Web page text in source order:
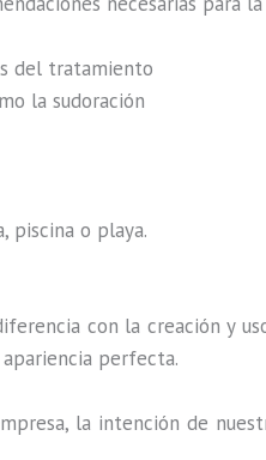
del tratamiento
la sudoración
piscina o playa.
con la creación y
perfecta.
la intención de